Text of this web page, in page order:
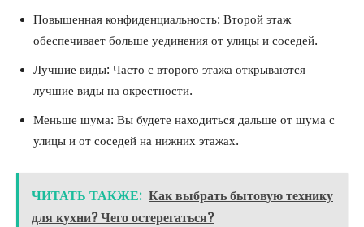
Повышенная конфиденциальность: Второй этаж
обеспечивает больше уединения от улицы и соседей.
Лучшие виды: Часто с второго этажа открываются
лучшие виды на окрестности.
Меньше шума: Вы будете находиться дальше от шума с
улицы и от соседей на нижних этажах.
ЧИТАТЬ ТАКЖЕ: Как выбрать бытовую технику
для кухни? Чего остерегаться?